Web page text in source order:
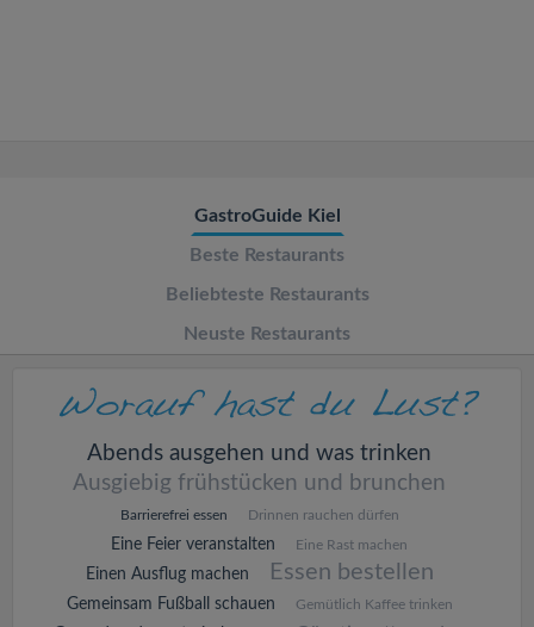
GastroGuide Kiel
Beste Restaurants
Beliebteste Restaurants
Neuste Restaurants
Abends ausgehen und was trinken
Ausgiebig frühstücken und brunchen
Barrierefrei essen Drinnen rauchen dürfen
Eine Feier veranstalten Eine Rast machen
Einen Ausflug machen Essen bestellen
Gemeinsam Fußball schauen Gemütlich Kaffee trinken